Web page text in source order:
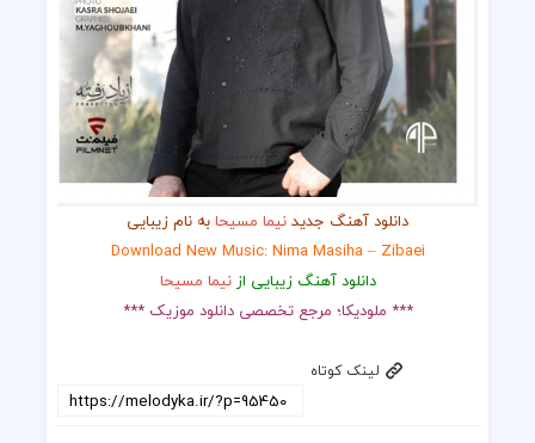
دانلود آهنگ جدیدنیما مسیحابه نام زیبایی
Download New Music: Nima Masiha – Zibaei
دانلود آهنگ زیبایی ازنیما مسیحا
*** ملودیکا؛ مرجع تخصصی دانلود موزیک ***
لینک کوتاه